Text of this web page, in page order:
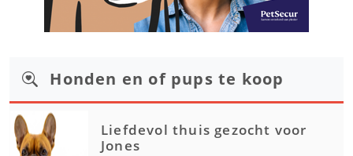
Honden en of pups te koop
Liefdevol thuis gezocht voor
Jones